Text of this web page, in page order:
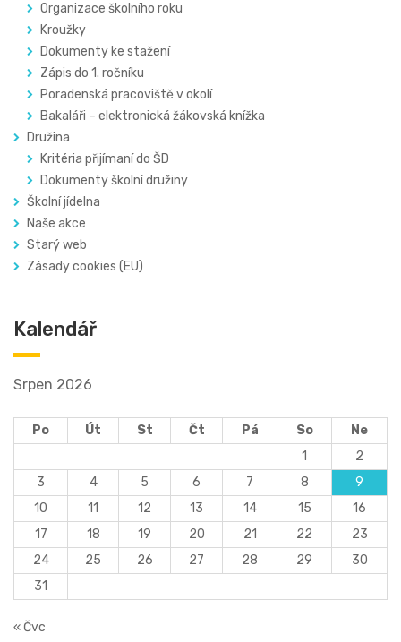
Organizace školního roku
Kroužky
Dokumenty ke stažení
Zápis do 1. ročníku
Poradenská pracoviště v okolí
Bakaláři – elektronická žákovská knížka
Družina
Kritéria přijímaní do ŠD
Dokumenty školní družiny
Školní jídelna
Naše akce
Starý web
Zásady cookies (EU)
Kalendář
Srpen 2026
Po Út St Čt Pá So
Ne
1
2
3
4 5 6 7 8
9
10
11 12 13 14 15
16
17
18 19 20 21 22
23
24
25 26 27 28 29
30
31
« Čvc